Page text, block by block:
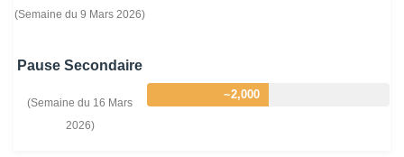
(Semaine du 9 Mars 2026)
Pause Secondaire
(Semaine du 16 Mars
2026)
~2,000